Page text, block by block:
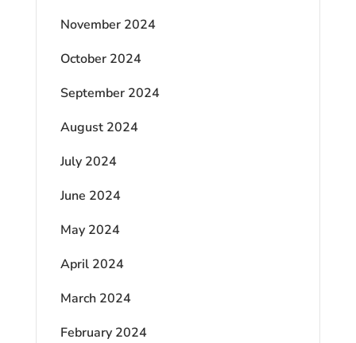
November 2024
October 2024
September 2024
August 2024
July 2024
June 2024
May 2024
April 2024
March 2024
February 2024